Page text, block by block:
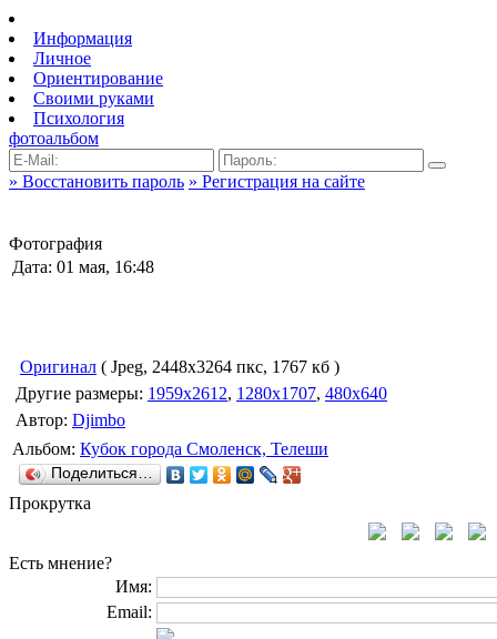
Информация
Личное
Ориентирование
Своими руками
Психология
фотоальбом
» Восстановить пароль » Регистрация на сайте
Фотография
Дата: 01 мая, 16:48
Оригинал ( Jpeg, 2448x3264 пкс, 1767 кб )
Другие размеры: 1959x2612, 1280x1707, 480x640
Автор: Djimbo
Альбом: Кубок города Смоленск, Телеши
Поделиться…
Прокрутка
Есть мнение?
Имя:
Email: